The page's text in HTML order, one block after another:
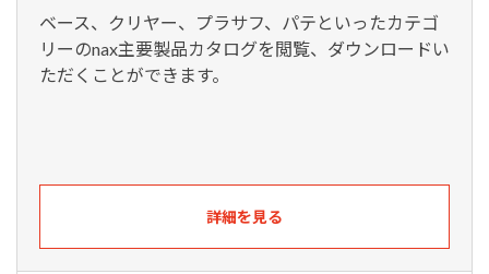
ベース、クリヤー、プラサフ、パテといったカテゴ
リーのnax主要製品カタログを閲覧、ダウンロードい
ただくことができます。
詳細を見る